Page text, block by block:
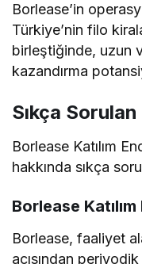
Borlease’in
Türkiye’nin filo
birleştiğinde, uzun
kazandırma
Sıkça
Borlease Katılım
hakkında sıkça
Borlease
Borlease, faaliyet
açısından